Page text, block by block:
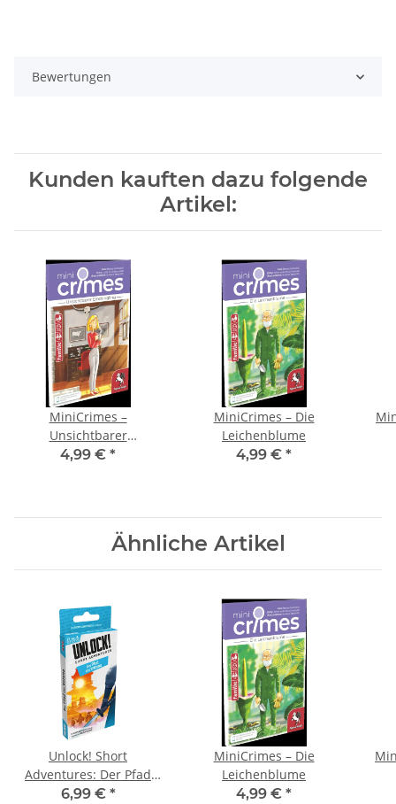
Bewertungen
Kunden kauften dazu folgende
Artikel:
MiniCrimes –
Unsichtbarer
Eindringling
4,99 € *
MiniCrimes – Die
Leichenblume
4,99 € *
Ähnliche Artikel
Unlock! Short
Adventures: Der Pfad
des Katana
6,99 € *
MiniCrimes – Die
Leichenblume
4,99 € *